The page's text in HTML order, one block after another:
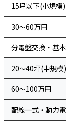
15坪以下(小規模)
30～60万円
分電盤交換・基
20～40坪(中規模)
60～100万円
配線一式・動力